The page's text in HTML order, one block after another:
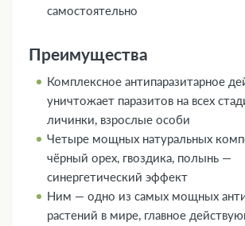
самостоятельно
Преимущества
Комплексное антипаразитарное
уничтожает паразитов на всех
личинки, взрослые особи
Четыре мощных натуральных
чёрный орех, гвоздика, полынь —
синергетический эффект
Ним — одно из самых мощных
растений в мире, главное